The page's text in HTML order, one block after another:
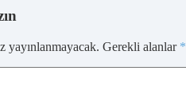
yayınlanmayacak. Gerekli alanlar *